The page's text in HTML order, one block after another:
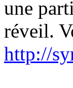
une
réveil.
http://